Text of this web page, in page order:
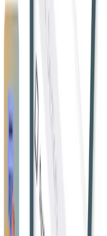
सोशल मीडिया पोस्ट को केवल
प्रकाशन या प्रसारण नहीं
मामला खारिज किया।